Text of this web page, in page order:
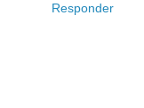
Responder